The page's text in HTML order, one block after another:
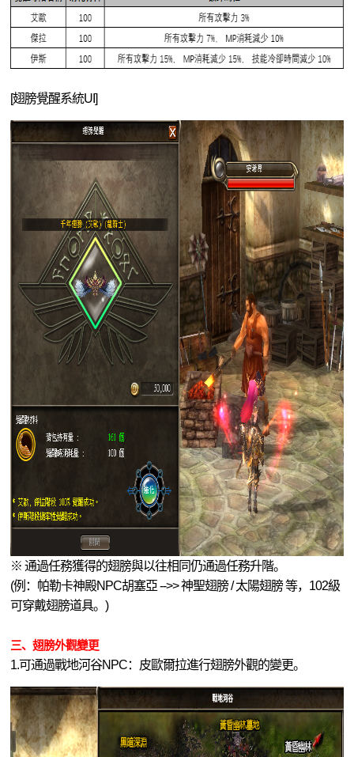
[翅膀覺醒系統UI]
※ 通過任務獲得的翅膀與以往相同仍通過任務升階。
(例：帕勒卡神殿NPC胡塞亞 -->> 神聖翅膀 / 太陽翅膀 等，102級
可穿戴翅膀道具。)
三、翅膀外觀變更
1.可通過戰地河谷NPC：皮歐爾拉進行翅膀外觀的變更。